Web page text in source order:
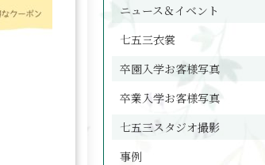
ニュース＆イベント
七五三衣裳
卒園入学お客様写真
卒業入学お客様写真
七五三スタジオ撮影
事例